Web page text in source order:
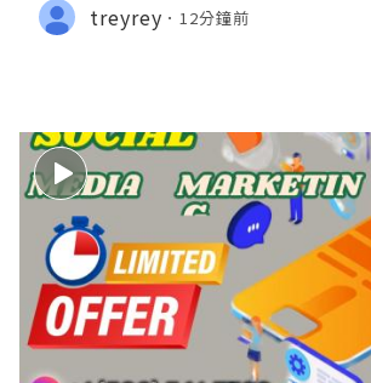
treyrey 12分鐘前